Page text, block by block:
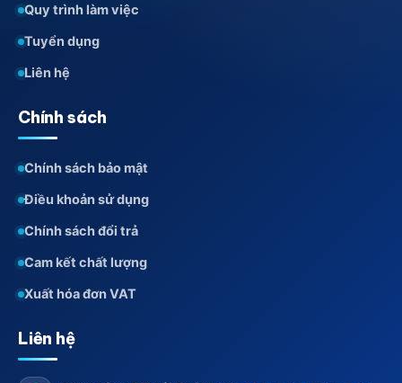
Quy trình làm việc
Tuyển dụng
Liên hệ
Chính sách
Chính sách bảo mật
Điều khoản sử dụng
Chính sách đổi trả
Cam kết chất lượng
Xuất hóa đơn VAT
Liên hệ